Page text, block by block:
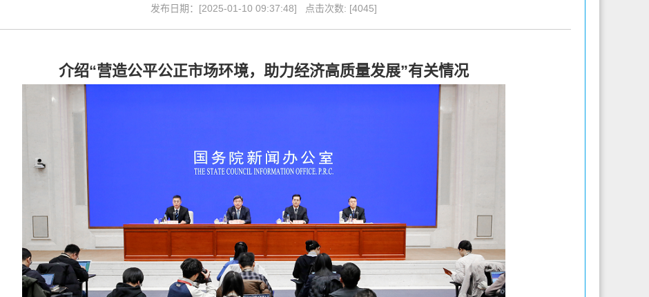
发布日期：[2025-01-10 09:37:48] 点击次数: [4045]
介绍“营造公平公正市场环境，助力经济高质量发展”有关情况